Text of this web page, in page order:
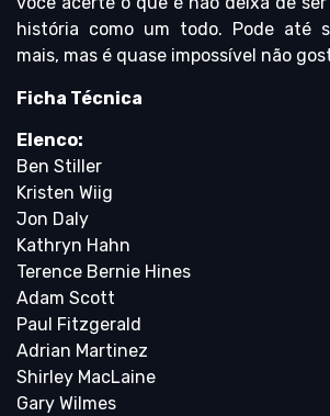
história como um todo. Pode até
mais, mas é quase impossível não
Ficha Técnica
Elenco:
Ben Stiller
Kristen Wiig
Jon Daly
Kathryn Hahn
Terence Bernie Hines
Adam Scott
Paul Fitzgerald
Adrian Martinez
Shirley MacLaine
Gary Wilmes